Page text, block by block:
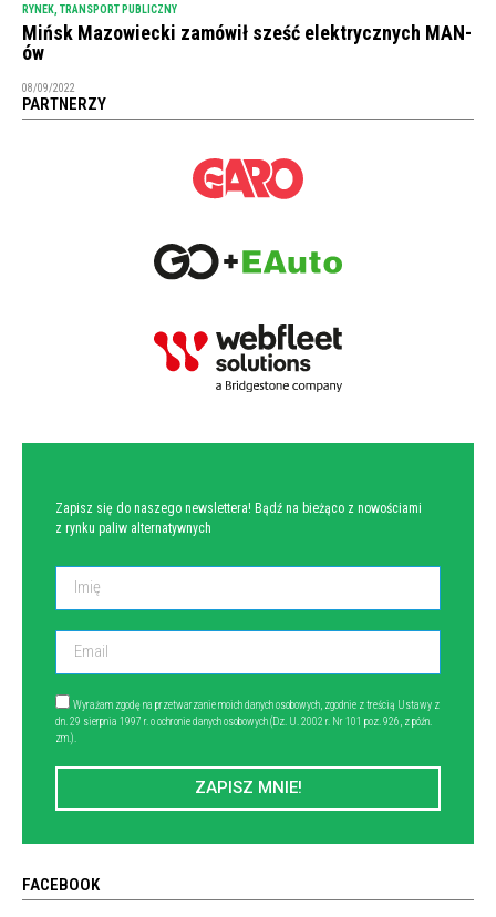
RYNEK, TRANSPORT PUBLICZNY
Mińsk Mazowiecki zamówił sześć elektrycznych MAN-
ów
08/09/2022
PARTNERZY
Zapisz się do naszego newslettera! Bądź na bieżąco z nowościami
z rynku paliw alternatywnych
Wyrażam zgodę na przetwarzanie moich danych osobowych, zgodnie z treścią Ustawy z
dn. 29 sierpnia 1997 r. o ochronie danych osobowych (Dz. U. 2002 r. Nr 101 poz. 926, z późn.
zm.).
ZAPISZ MNIE!
FACEBOOK